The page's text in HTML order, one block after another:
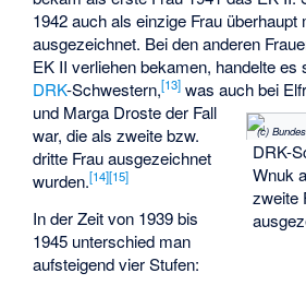
DRK-
Wnuk
zweite
1942 auch als einzige Frau überhaupt
ausgezeichnet. Bei den anderen
EK II verliehen bekamen, handelte es
DRK-Schwestern,[13] was auch bei
und Marga Droste der Fall
war, die als zweite bzw.
dritte Frau ausgezeichnet
wurden.[14][15]
In der Zeit von 1939 bis
1945 unterschied man
aufsteigend vier Stufen: